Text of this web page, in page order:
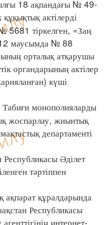
18 ақпандағы № 49-
актілерді
№ 5681 тіркелген, «Заң
12 маусымда № 88
орталық атқарушы
органдарының актілер
күші
монополияларды
жоспарлау, жиынтық
департаменті
Әділет
тәртіппен
құралдарында
Республикасы
интернет-